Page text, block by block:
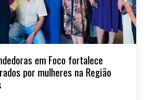
em Foco fortalece
por mulheres na Região